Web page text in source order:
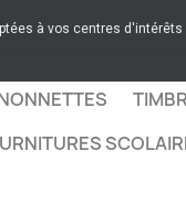
à vos centres